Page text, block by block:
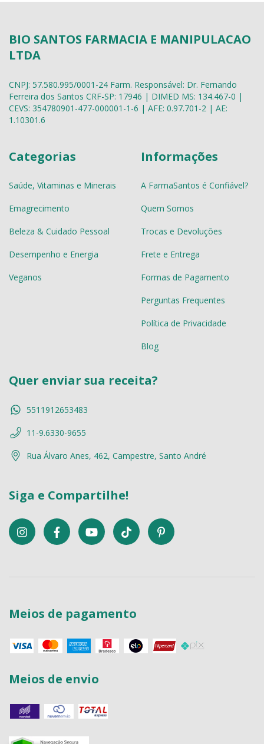
BIO SANTOS FARMACIA E MANIPULACAO
LTDA
CNPJ: 57.580.995/0001-24 Farm. Responsável: Dr. Fernando
Ferreira dos Santos CRF-SP: 17946 | DIMED MS: 134.467-0 |
CEVS: 354780901-477-000001-1-6 | AFE: 0.97.701-2 | AE:
1.10301.6
Categorias
Saúde, Vitaminas e Minerais
Emagrecimento
Beleza & Cuidado Pessoal
Desempenho e Energia
Veganos
Informações
A FarmaSantos é Confiável?
Quem Somos
Trocas e Devoluções
Frete e Entrega
Formas de Pagamento
Perguntas Frequentes
Política de Privacidade
Blog
Quer enviar sua receita?
5511912653483
11-9.6330-9655
Rua Álvaro Anes, 462, Campestre, Santo André
Siga e Compartilhe!
Meios de pagamento
Meios de envio